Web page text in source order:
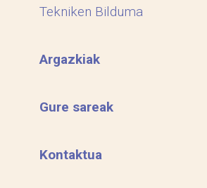
Tekniken Bilduma
Argazkiak
Gure sareak
Kontaktua